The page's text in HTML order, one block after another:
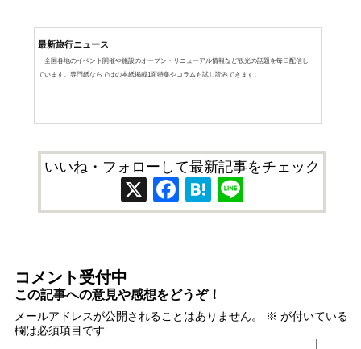
最新旅行ニュース
全国各地のイベント開催や施設のオープン・リニューアル情報など観光の話題を毎日配信し
ています。専門紙ならではの本紙掲載1面特集やコラムも試し読みできます。
いいね・フォローして最新記事をチェック
X Facebook
Hatena
コメント受付中
この記事への意見や感想をどうぞ！
メールアドレスが公開されることはありません。 ※ が付いている
欄は必須項目です